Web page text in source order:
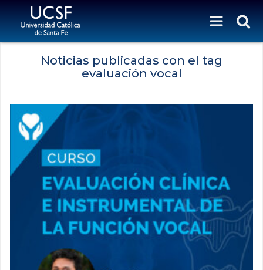
Noticias publicadas con el tag
evaluación vocal